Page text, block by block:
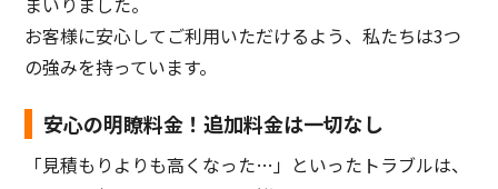
お客様に安心してご利用いただけるよう、私たちは3つ
の強みを持っています。
安心の明瞭料金！追加料金は一切なし
「見積もりよりも高くなった…」といったトラブルは、